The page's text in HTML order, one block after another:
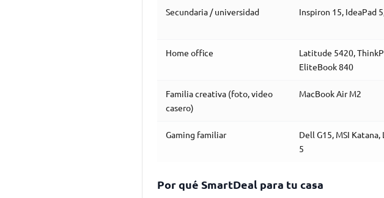
Secundaria / universidad Inspiron 15, IdeaPad
Home office
Latitude 5420,
EliteBook 840
Familia creativa (foto, video
casero)
MacBook Air M2
Gaming familiar
Dell G15, MSI
5
Por qué SmartDeal para tu casa